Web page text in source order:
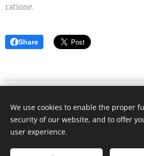
ratione.
Share
Tous droits réservés
Languages
We use cookies to enable the proper
security of our website, and to offer
user experience.